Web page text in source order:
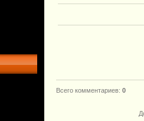
Всего комментариев: 0